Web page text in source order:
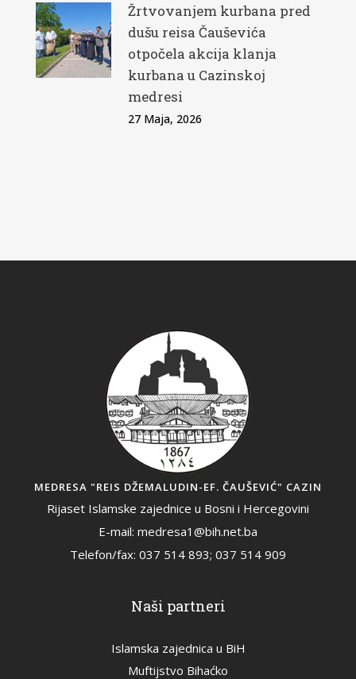
Žrtvovanjem kurbana pred
dušu reisa Čauševića
otpočela akcija klanja
kurbana u Cazinskoj
medresi
27 Maja, 2026
MEDRESA "REIS DŽEMALUDIN-EF. ČAUŠEVIĆ" CAZIN
Rijaset Islamske zajednice u Bosni i Hercegovini
E-mail: medresa1@bih.net.ba
Telefon/fax: 037 514 893; 037 514 909
Naši partneri
Islamska zajednica u BiH
Muftijstvo Bihaćko